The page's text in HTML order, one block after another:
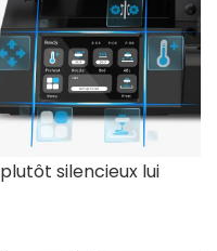
silencieux lui